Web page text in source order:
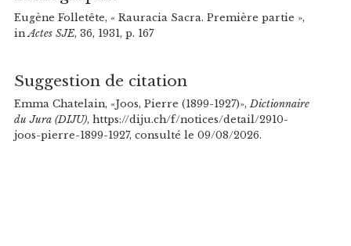
Eugène Folletête, « Rauracia Sacra. Première partie »,
inActes SJE, 36, 1931, p. 167
Suggestion de citation
Emma Chatelain, «Joos, Pierre (1899-1927)», Dictionnaire
du Jura (DIJU), https://diju.ch/f/notices/detail/2910-
joos-pierre-1899-1927, consulté le 09/08/2026.